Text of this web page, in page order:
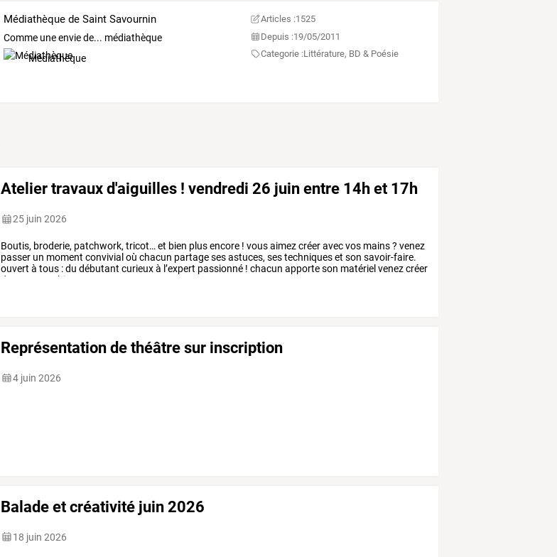
Médiathèque de Saint Savournin
Comme une envie de... médiathèque
Médiathèque
Articles :1525
Depuis :19/05/2011
Categorie :Littérature, BD & Poésie
Atelier travaux d'aiguilles ! vendredi 26 juin entre 14h et 17h
25 juin 2026
Boutis, broderie, patchwork, tricot… et bien plusencore ! vousaimezcréeravecvos mains? venez
passer un moment convivial où chacun partagesesastuces, sestechniqueset son savoir-faire.
ouvert à tous :du débutant curieuxà l’expert passionné ! chacun apporteson matériel venezcréer
dans
ambiance
Représentation de théâtre sur inscription
4 juin 2026
Balade et créativité juin 2026
18 juin 2026